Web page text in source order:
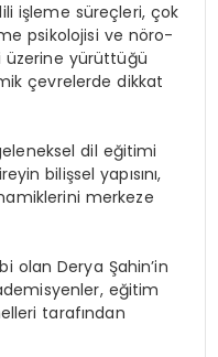
işleme süreçleri, çok
psikolojisi ve nöro-
yürüttüğü
çevrelerde dikkat
dil eğitimi
bilişsel yapısını,
merkeze
olan Derya Şahin’in
eğitim
tarafından